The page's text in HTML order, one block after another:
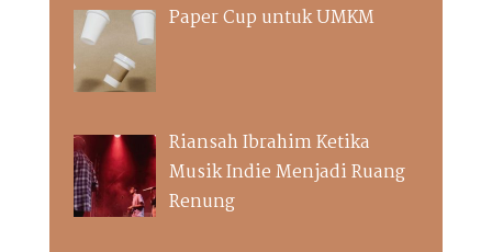
Paper Cup untuk UMKM
Riansah Ibrahim Ketika
Musik Indie Menjadi Ruang
Renung